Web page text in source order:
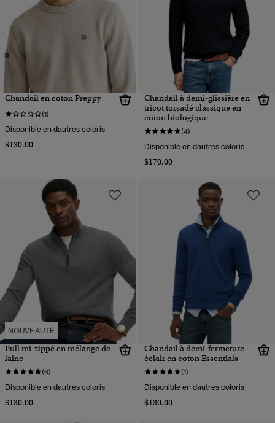
Chandail en coton Preppy
(1)
Disponible en dautres coloris
$130.00
Chandail à demi-glissière en
tricot torsadé classique en
coton biologique
(4)
Disponible en dautres coloris
$170.00
NOUVEAUTÉ
Pull mi-zippé en mélange de
laine
(6)
Disponible en dautres coloris
$130.00
Chandail à demi-fermeture
éclair en coton Essentials
(1)
Disponible en dautres coloris
$130.00